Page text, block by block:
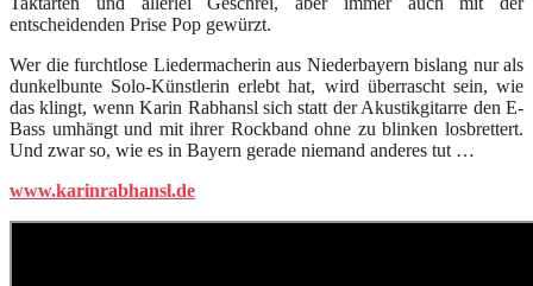
entscheidenden Prise Pop gewürzt.
Wer die furchtlose Liedermacherin aus Niederbayern bislang nur als
dunkelbunte Solo-Künstlerin erlebt hat, wird überrascht sein, wie
das klingt, wenn Karin Rabhansl sich statt der Akustikgitarre den E-
Bass umhängt und mit ihrer Rockband ohne zu blinken losbrettert.
Und zwar so, wie es in Bayern gerade niemand anderes tut …
www.karinrabhansl.de